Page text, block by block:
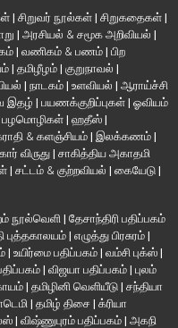
| சிறுவர் நூல்கள் | சிறுகதைகள் |
| அரசியல் & சமூக அறிவியல் |
| வணிகம் & பணம் | பிற
| தமிழீழம் | குறுநாவல் |
| நாடகம் | உளவியல் | ஆராய்ச்சி
இதழ் | பயணக்குறிப்புகள் | ஓவியம்
பழமொழிகள் | ஹதீஸ் |
& களஞ்சியம் | இலக்கணம் |
விருது | சாகித்திய அகாதமி
| சட்டம் & குற்றவியல் | கையேடு |
நூல்வெளி | தேசாந்திரி பதிப்பகம்
புத்தகாலயம்| எழுத்து பிரசுரம் |
| உயிர்மை பதிப்பகம் | வம்சி புக்ஸ் |
| விஜயா பதிப்பகம் | புலம்
| தமிழினி வெளியீடு | சந்தியா
| தமிழ் திசை | க்ரியா
| விஷ்ணுபுரம் பதிப்பகம் | அகநி